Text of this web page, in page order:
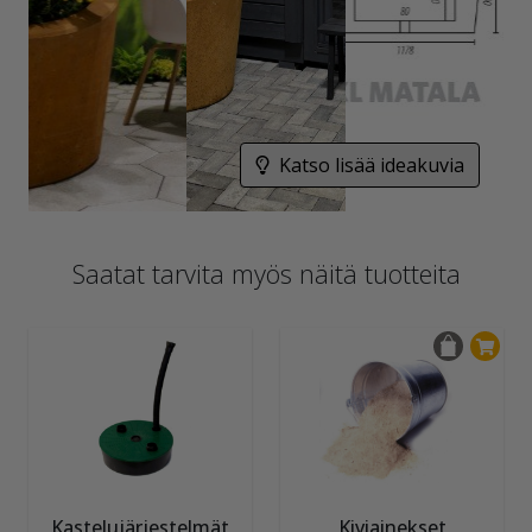
Katso lisää ideakuvia
Saatat tarvita myös näitä tuotteita